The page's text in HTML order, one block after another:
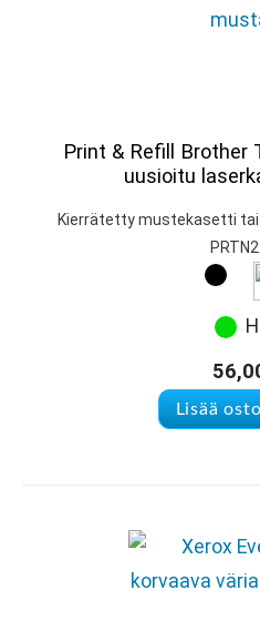
Print & Refill Brother
uusioitu
Kierrätetty mustekasetti tai
Lisää